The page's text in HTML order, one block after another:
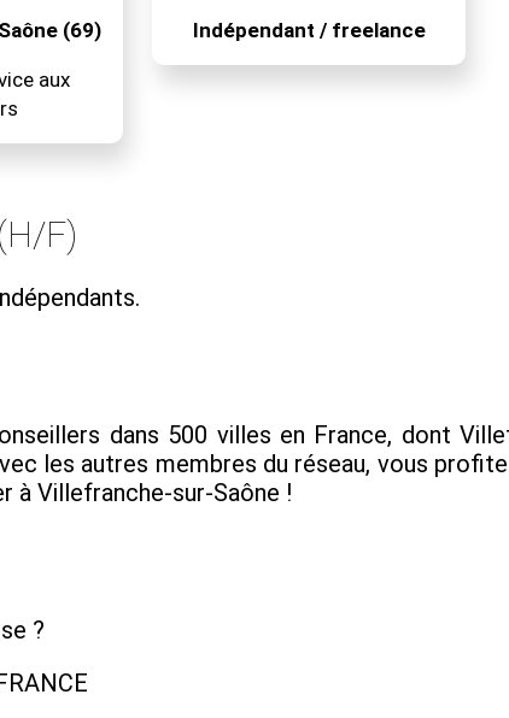
(69)
aux
Indépendant / freelance
F)
dans 500 villes en France, dont
les autres membres du réseau, vous
à Villefranche-sur-Saône !
?